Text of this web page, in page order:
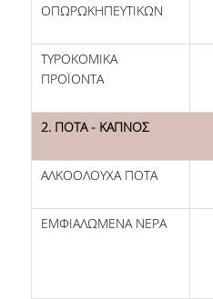
ΟΠΩΡΩΚΗΠΕΥΤΙΚΩΝ
ΤΥΡΟΚΟΜΙΚΑ
ΠΡΟΪΟΝΤΑ
2. ΠΟΤΑ - ΚΑΠΝΟΣ
ΑΛΚΟΟΛΟΥΧΑ ΠΟΤΑ
ΕΜΦΙΑΛΩΜΕΝΑ ΝΕΡΑ